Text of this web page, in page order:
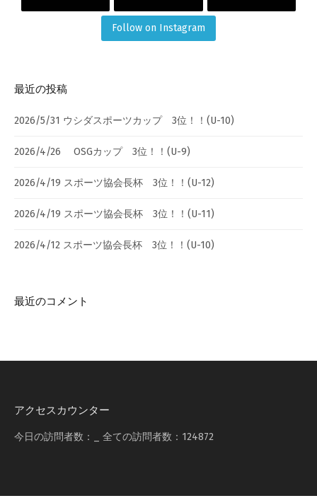
Follow on Instagram
最近の投稿
2026/5/31 ウシダスポーツカップ 3位！！(U-10)
2026/4/26 OSGカップ 3位！！(U-9)
2026/4/19 スポーツ協会長杯 3位！！(U-12)
2026/4/19 スポーツ協会長杯 3位！！(U-11)
2026/4/12 スポーツ協会長杯 3位！！(U-10)
最近のコメント
アクセスカウンター
今日の訪問者数： 全ての訪問者数： 124872